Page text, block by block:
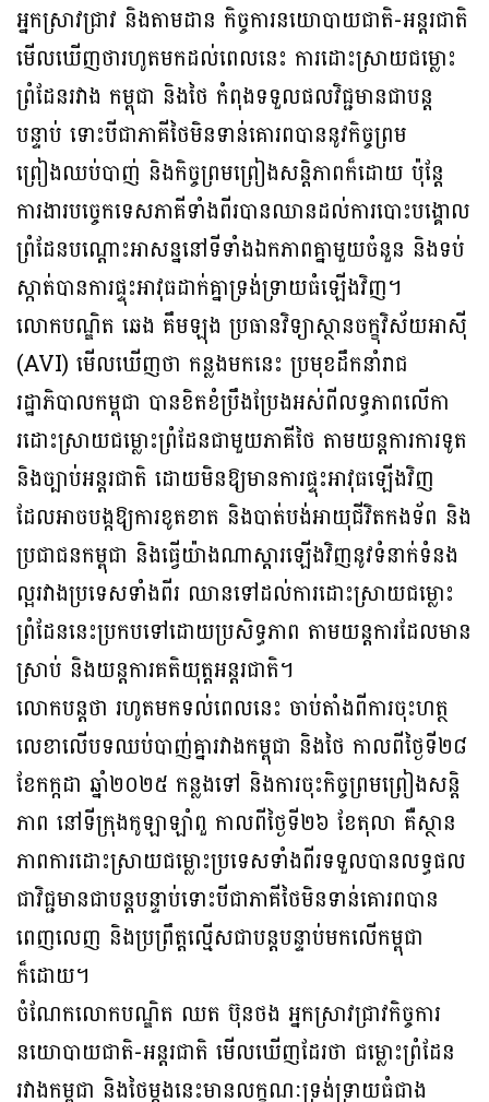
អ្នកស្រាវជ្រាវ និងតាមដាន កិច្ចការនយោបាយជាតិ-អន្តរជាតិ
មើលឃើញថារហូតមកដល់ពេលនេះ ការដោះស្រាយជម្លោះ
ព្រំដែនរវាង កម្ពុជា និងថៃ កំពុងទទួលផលវិជ្ជមានជាបន្ត
បន្ទាប់ ទោះបីជាភាគីថៃមិនទាន់គោរពបាននូវកិច្ចព្រម
ព្រៀងឈប់បាញ់ និងកិច្ចព្រមព្រៀងសន្ដិភាពក៏ដោយ ប៉ុន្ដែ
ការងារបច្ចេកទេសភាគីទាំងពីរបានឈានដល់ការបោះបង្គោល
ព្រំដែនបណ្ដោះអាសន្ននៅទីទាំងឯកភាពគ្នាមួយចំនួន និងទប់
ស្កាត់បានការផ្ទុះអាវុធដាក់គ្នាទ្រង់ទ្រាយធំឡើងវិញ។
លោកបណ្ឌិត ឆេង គឹមឡុង ប្រធានវិទ្យាស្ថានចក្ខុវិស័យអាស៊ី
(AVI) មើលឃើញថា កន្លងមកនេះ ប្រមុខដឹកនាំរាជ
រដ្ឋាភិបាលកម្ពុជា បានខិតខំប្រឹងប្រែងអស់ពីលទ្ធភាពលើកា
រដោះស្រាយជម្លោះព្រំដែនជាមួយភាគីថៃ តាមយន្តការការទូត
និងច្បាប់អន្តរជាតិ ដោយមិនឱ្យមានការផ្ទុះអាវុធឡើងវិញ
ដែលអាចបង្កឱ្យការខូតខាត និងបាត់បង់អាយុជីវិតកងទ័ព និង
ប្រជាជនកម្ពុជា និងធ្វើយ៉ាងណាស្ដារឡើងវិញនូវទំនាក់ទំនង
ល្អរវាងប្រទេសទាំងពីរ ឈានទៅដល់ការដោះស្រាយជម្លោះ
ព្រំដែននេះប្រកបទៅដោយប្រសិទ្ធភាព តាមយន្តការដែលមាន
ស្រាប់ និងយន្តការគតិយុត្តអន្តរជាតិ។
លោកបន្តថា រហូតមកទល់ពេលនេះ ចាប់តាំងពីការចុះហត្ថ
លេខាលើបទឈប់បាញ់គ្នារវាងកម្ពុជា និងថៃ កាលពីថ្ងៃទី២៨
ខែកក្កដា ឆ្នាំ២០២៥ កន្លងទៅ និងការចុះកិច្ចព្រមព្រៀងសន្ដិ
ភាព នៅទីក្រុងកូឡាឡាំពួ កាលពីថ្ងៃទី២៦ ខែតុលា គឺស្ថាន
ភាពការដោះស្រាយជម្លោះប្រទេសទាំងពីរទទួលបានលទ្ធផល
ជាវិជ្ជមានជាបន្តបន្ទាប់ទោះបីជាភាគីថៃមិនទាន់គោរពបាន
ពេញលេញ និងប្រព្រឹត្តល្មើសជាបន្តបន្ទាប់មកលើកម្ពុជា
ក៏ដោយ។
ចំណែកលោកបណ្ឌិត ឈត ប៊ុនថង អ្នកស្រាវជ្រាវកិច្ចការ
នយោបាយជាតិ-អន្តរជាតិ មើលឃើញដែរថា ជម្លោះព្រំដែន
រវាងកម្ពុជា និងថៃម្ដងនេះមានលក្ខណៈទ្រង់ទ្រាយធំជាង